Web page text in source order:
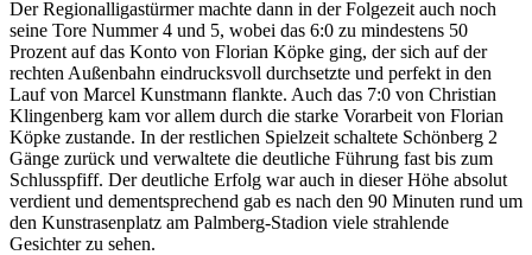
Der Regionalligastürmer machte dann in der Folgezeit auch noch
seine Tore Nummer 4 und 5, wobei das 6:0 zu mindestens 50
Prozent auf das Konto von Florian Köpke ging, der sich auf der
rechten Außenbahn eindrucksvoll durchsetzte und perfekt in den
Lauf von Marcel Kunstmann flankte. Auch das 7:0 von Christian
Klingenberg kam vor allem durch die starke Vorarbeit von Florian
Köpke zustande. In der restlichen Spielzeit schaltete Schönberg 2
Gänge zurück und verwaltete die deutliche Führung fast bis zum
Schlusspfiff. Der deutliche Erfolg war auch in dieser Höhe absolut
verdient und dementsprechend gab es nach den 90 Minuten rund um
den Kunstrasenplatz am Palmberg-Stadion viele strahlende
Gesichter zu sehen.